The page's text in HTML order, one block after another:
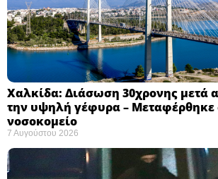
Χαλκίδα: Διάσωση 30χρονης
την υψηλή γέφυρα – Μεταφέρθηκε
νοσοκομείο ​
7 Αυγούστου 2026